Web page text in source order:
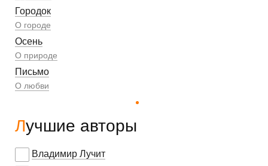
Городок
О городе
Осень
О природе
Письмо
О любви
Лучшие авторы
Владимир Лучит